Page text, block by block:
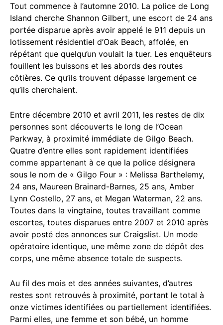
Tout commence à l’automne 2010. La police de Long
Island cherche Shannon Gilbert, une escort de 24 ans
portée disparue après avoir appelé le 911 depuis un
lotissement résidentiel d’Oak Beach, affolée, en
répétant que quelqu’un voulait la tuer. Les enquêteurs
fouillent les buissons et les abords des routes
côtières. Ce qu’ils trouvent dépasse largement ce
qu’ils cherchaient.
Entre décembre 2010 et avril 2011, les restes de dix
personnes sont découverts le long de l’Ocean
Parkway, à proximité immédiate de Gilgo Beach.
Quatre d’entre elles sont rapidement identifiées
comme appartenant à ce que la police désignera
sous le nom de « Gilgo Four » : Melissa Barthelemy,
24 ans, Maureen Brainard-Barnes, 25 ans, Amber
Lynn Costello, 27 ans, et Megan Waterman, 22 ans.
Toutes dans la vingtaine, toutes travaillant comme
escortes, toutes disparues entre 2007 et 2010 après
avoir posté des annonces sur Craigslist. Un mode
opératoire identique, une même zone de dépôt des
corps, une même absence totale de suspects.
Au fil des mois et des années suivantes, d’autres
restes sont retrouvés à proximité, portant le total à
onze victimes identifiées ou partiellement identifiées.
Parmi elles, une femme et son bébé, un homme